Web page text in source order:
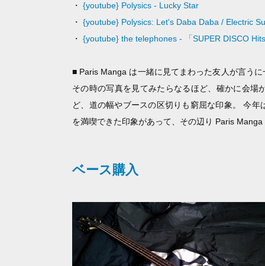
・ {youtube} Polysics - Lucky Star
・ {youtube} Polysics: Let's Daba Daba / Electric
・ {youtube} the telephones - 「SUPER DISCO
■ Paris Manga は一緒に見てまわった友人が言う
その時の写真を見てみたらなるほど、確かに会場
ど、道の幅やブースの区切りも窮屈な印象。 今
を満喫できた印象があって、その辺り Paris
ベース購入